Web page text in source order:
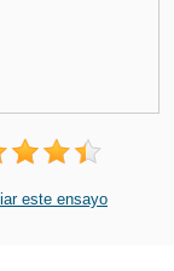
este ensayo